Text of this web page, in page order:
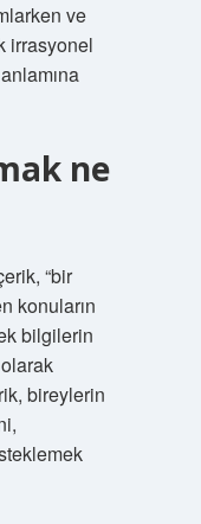
ve
irrasyonel
ne
“bir
konuların
bilgilerin
olarak
bireylerin